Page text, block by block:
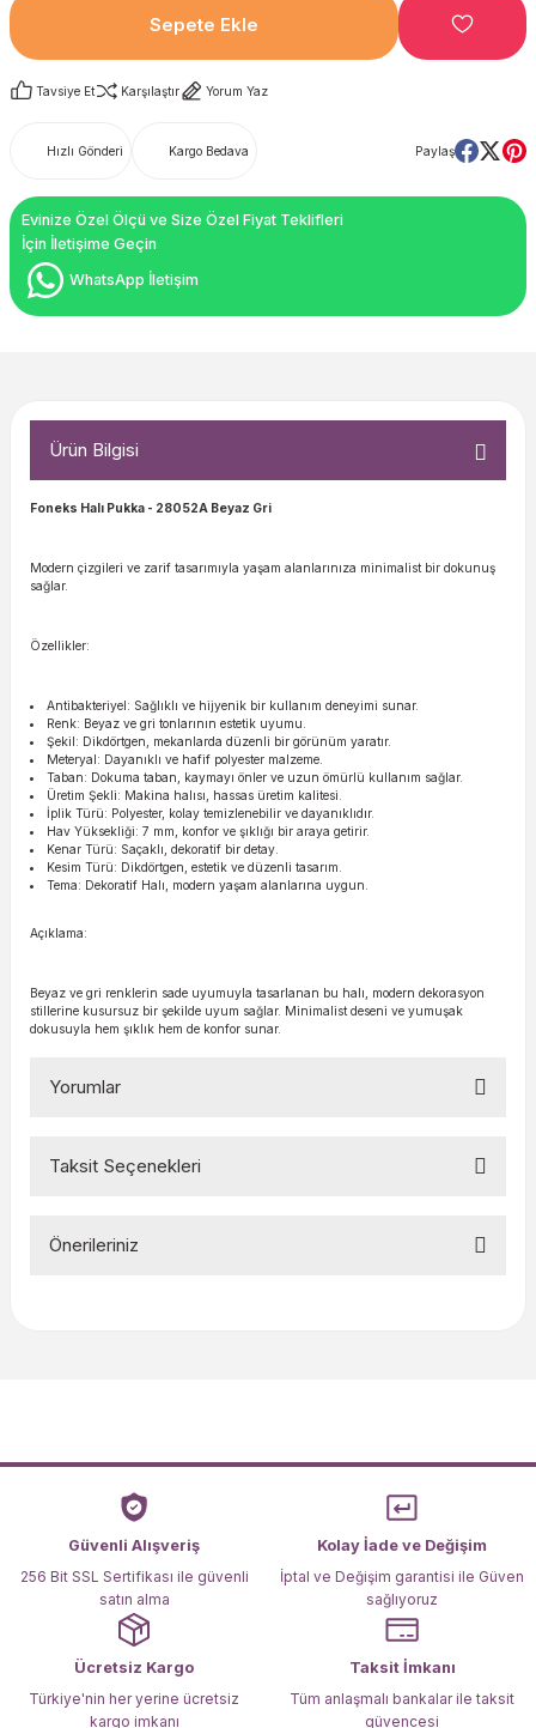
Sepete Ekle
Tavsiye Et Karşılaştır Yorum Yaz
Hızlı Gönderi Kargo Bedava Paylaş
Evinize Özel Ölçü ve Size Özel Fiyat Teklifleri
İçin İletişime Geçin
WhatsApp İletişim
Ürün Bilgisi
Foneks Halı Pukka - 28052A Beyaz Gri
Modern çizgileri ve zarif tasarımıyla yaşam alanlarınıza minimalist bir dokunuş
sağlar.
Özellikler:
Antibakteriyel: Sağlıklı ve hijyenik bir kullanım deneyimi sunar.
Renk: Beyaz ve gri tonlarının estetik uyumu.
Şekil: Dikdörtgen, mekanlarda düzenli bir görünüm yaratır.
Meteryal: Dayanıklı ve hafif polyester malzeme.
Taban: Dokuma taban, kaymayı önler ve uzun ömürlü kullanım sağlar.
Üretim Şekli: Makina halısı, hassas üretim kalitesi.
İplik Türü: Polyester, kolay temizlenebilir ve dayanıklıdır.
Hav Yüksekliği: 7 mm, konfor ve şıklığı bir araya getirir.
Kenar Türü: Saçaklı, dekoratif bir detay.
Kesim Türü: Dikdörtgen, estetik ve düzenli tasarım.
Tema: Dekoratif Halı, modern yaşam alanlarına uygun.
Açıklama:
Beyaz ve gri renklerin sade uyumuyla tasarlanan bu halı, modern dekorasyon
stillerine kusursuz bir şekilde uyum sağlar. Minimalist deseni ve yumuşak
dokusuyla hem şıklık hem de konfor sunar.
Yorumlar
Taksit Seçenekleri
Önerileriniz
Ürün açıklamasında eksik bilgiler bulunuyor.
Ürün bilgilerinde hatalar bulunuyor.
Ürün fiyatı diğer sitelerden daha pahalı.
Bu ürüne benzer farklı alternatifler olmalı.
Güvenli Alışveriş
256 Bit SSL Sertifikası ile güvenli
satın alma
Kolay İade ve Değişim
İptal ve Değişim garantisi ile Güven
sağlıyoruz
Ücretsiz Kargo
Türkiye'nin her yerine ücretsiz
kargo imkanı
Taksit İmkanı
Tüm anlaşmalı bankalar ile taksit
güvencesi